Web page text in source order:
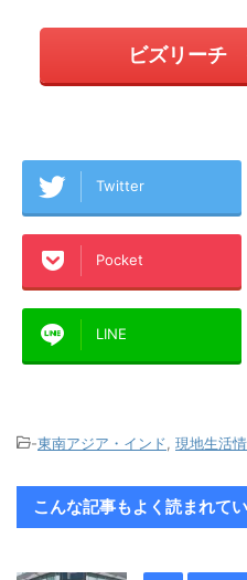
ビズリーチ
Twitter
Pocket
LINE
-東南アジア・インド, 現地生活
こんな記事もよく読まれて